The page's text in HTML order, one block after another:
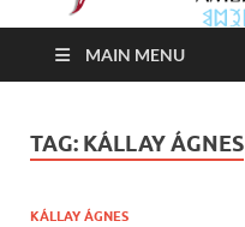
MAIN MENU
TAG: KÁLLAY ÁGNES
KÁLLAY ÁGNES